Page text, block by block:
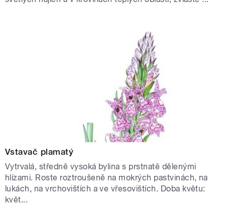
Vstavač plamatý
Vytrvalá, středně vysoká bylina s prstnatě dělenými
hlízami. Roste roztroušeně na mokrých pastvinách, na
lukách, na vrchovištích a ve vřesovištích. Doba květu:
květ...